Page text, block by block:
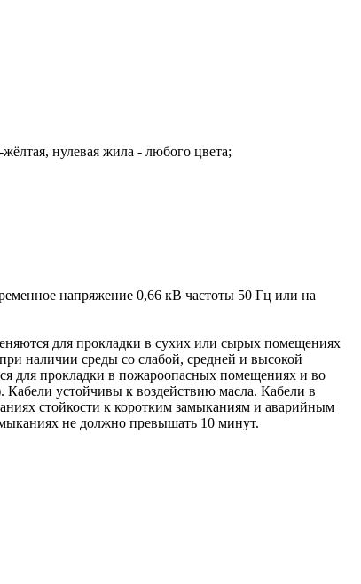
нулевая жила - любого цвета;
напряжение 0,66 кВ частоты 50 Гц или на
для прокладки в сухих или сырых помещениях
наличии среды со слабой, средней и высокой
для прокладки в пожароопасных помещениях и во
устойчивы к воздействию масла. Кабели в
стойкости к коротким замыканиям и аварийным
не должно превышать 10 минут.